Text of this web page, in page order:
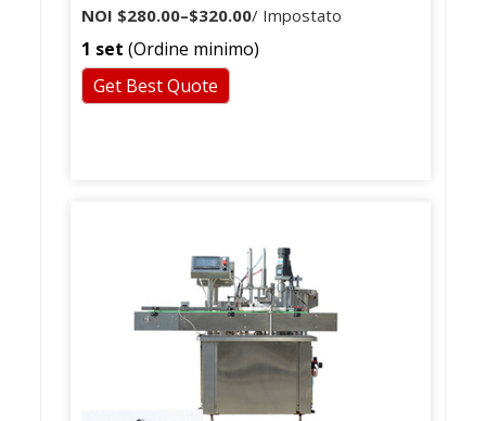
NOI $280.00–$320.00/ Impostato
1 set (Ordine minimo)
Get Best Quote